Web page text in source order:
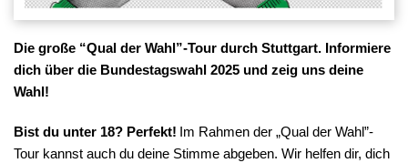
Die große “Qual der Wahl”-Tour durch Stuttgart. Informiere
dich über die Bundestagswahl 2025 und zeig uns deine
Wahl!
Bist du unter 18? Perfekt! Im Rahmen der „Qual der Wahl”-
Tour kannst auch du deine Stimme abgeben. Wir helfen dir, dich